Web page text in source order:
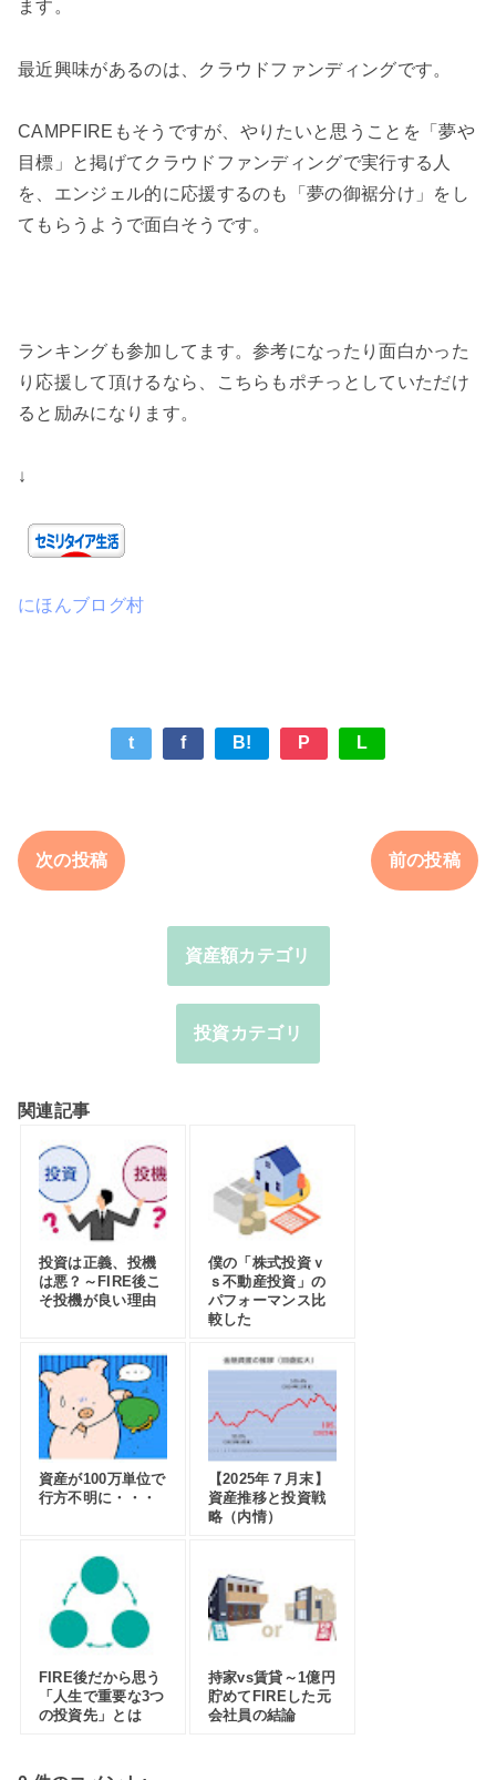
ます。
最近興味があるのは、クラウドファンディングです。
CAMPFIREもそうですが、やりたいと思うことを「夢や
目標」と掲げてクラウドファンディングで実行する人
を、エンジェル的に応援するのも「夢の御裾分け」をし
てもらうようで面白そうです。
ランキングも参加してます。参考になったり面白かった
り応援して頂けるなら、こちらもポチっとしていただけ
ると励みになります。
↓
にほんブログ村
t f B! P L
次の投稿 前の投稿
資産額カテゴリ
投資カテゴリ
関連記事
投資は正義、投機
は悪？～FIRE後こ
そ投機が良い理由
僕の「株式投資ｖ
ｓ不動産投資」の
パフォーマンス比
較した
資産が100万単位で
行方不明に・・・
【2025年７月末】
資産推移と投資戦
略（内情）
FIRE後だから思う
「人生で重要な3つ
の投資先」とは
持家vs賃貸～1億円
貯めてFIREした元
会社員の結論